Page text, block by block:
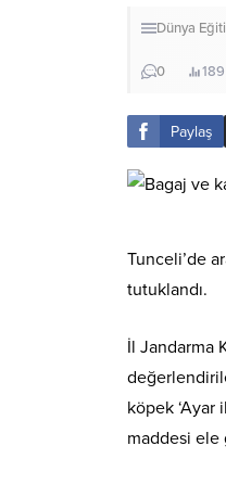
Dünya
0 189
Paylaş
Tunceli’de
tutuklandı.
İl Jandarma
köpek ‘Ayar
maddesi ele